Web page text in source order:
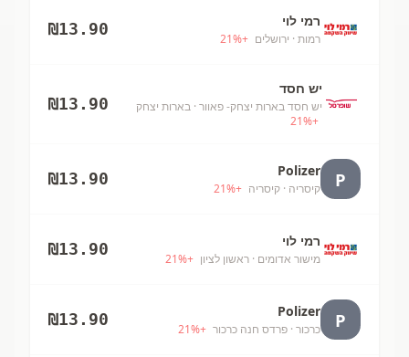
רמי לוי
רמות · ירושלים +
21%
₪13.90
יש חסד
יש חסד בארות יצחק- פאוור · בארות יצחק
+
21%
₪13.90
P
Polizer
קיסריה · קיסריה +
21%
₪13.90
רמי לוי
מישור אדומים · ראשון לציון +
21%
₪13.90
P
Polizer
כרכור · פרדס חנה כרכור +
21%
₪13.90